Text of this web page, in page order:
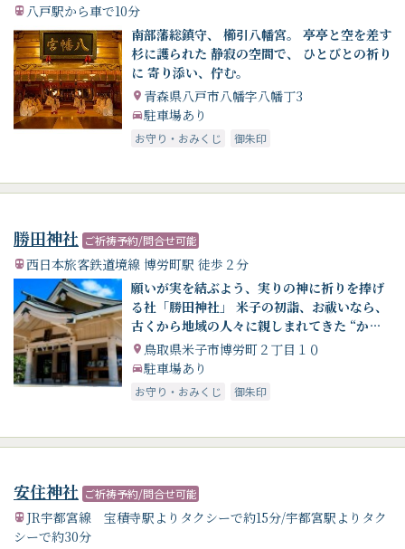
八戸駅から車で10分
南部藩総鎮守、 櫛引八幡宮。 亭亭と空を差す
杉に護られた 静寂の空間で、 ひとびとの祈り
に 寄り添い、佇む。
青森県八戸市八幡字八幡丁3
駐車場あり
お守り・おみくじ 御朱印
勝田神社 ご祈祷予約/問合せ可能
西日本旅客鉄道境線 博労町駅 徒歩２分
願いが実を結ぶよう、実りの神に祈りを捧げ
る社「勝田神社」 米子の初詣、お祓いなら、
古くから地域の人々に親しまれてきた “かん
ださん”へ
鳥取県米子市博労町２丁目１０
駐車場あり
お守り・おみくじ 御朱印
安住神社 ご祈祷予約/問合せ可能
JR宇都宮線 宝積寺駅よりタクシーで約15分/宇都宮駅よりタク
シーで約30分